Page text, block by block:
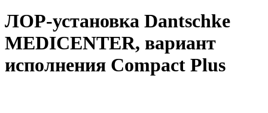
ЛОР-установка Dantschke
MEDICENTER, вариант
исполнения Compact Plus